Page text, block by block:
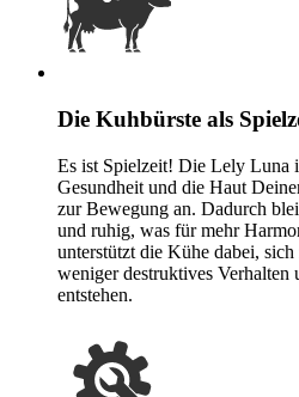
Die Kuhbürste als
Es ist Spielzeit! Die Lely Luna
Gesundheit und die Haut
zur Bewegung an. Dadurch
und ruhig, was für mehr
unterstützt die Kühe dabei,
weniger destruktives
entstehen.